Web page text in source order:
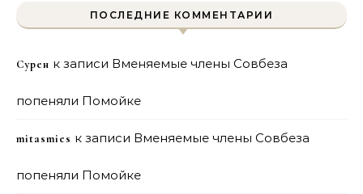
ПОСЛЕДНИЕ КОММЕНТАРИИ
Сурен к записи Вменяемые члены Совбеза
попеняли Помойке
mitasmies к записи Вменяемые члены Совбеза
попеняли Помойке